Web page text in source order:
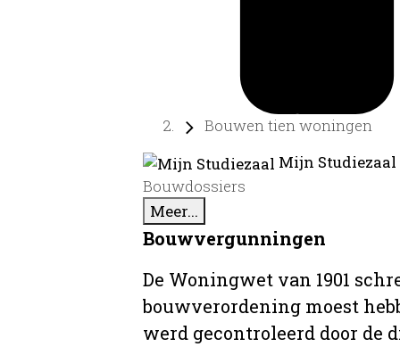
Bouwen tien woningen
Mijn
Bouwdossiers
Meer...
Bouwvergunningen
De Woningwet van 1901
bouwverordening moest
werd gecontroleerd door de